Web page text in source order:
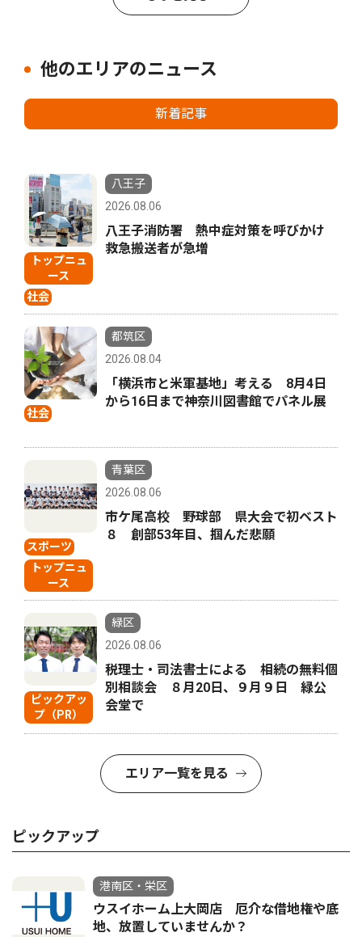
他のエリアのニュース
新着記事
トップニュ
ース
社会
八王子
2026.08.06
八王子消防署 熱中症対策を呼びかけ
救急搬送者が急増
社会
都筑区
2026.08.04
「横浜市と米軍基地」考える 8月4日
から16日まで神奈川図書館でパネル展
スポーツ
トップニュ
ース
青葉区
2026.08.06
市ケ尾高校 野球部 県大会で初ベスト
８ 創部53年目、掴んだ悲願
ピックアッ
プ（PR）
緑区
2026.08.06
税理士・司法書士による 相続の無料個
別相談会 ８月20日、９月９日 緑公
会堂で
エリア一覧を見る
ピックアップ
港南区・栄区
ウスイホーム上大岡店 厄介な借地権や底
地、放置していませんか？